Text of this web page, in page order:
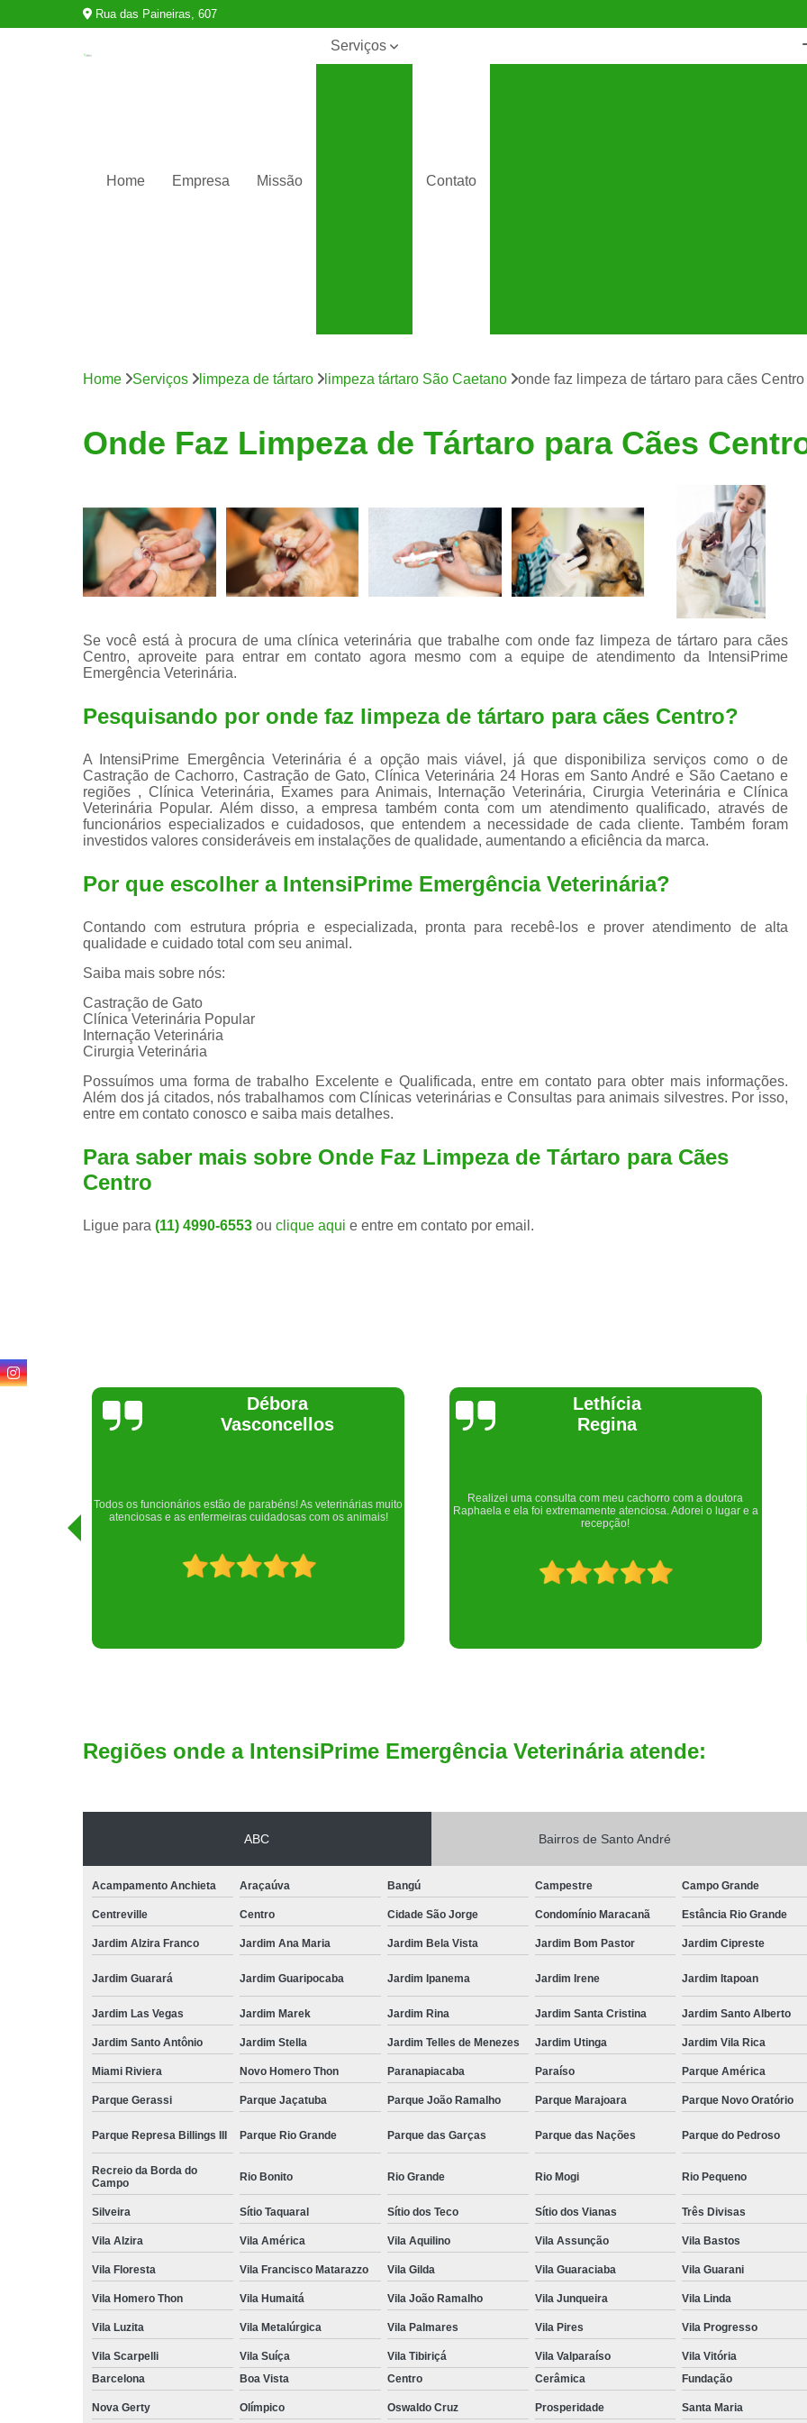
Rua das Paineiras, 607
Home Empresa Missão
Serviços
animais
para
tártaro
Contato
Clínica Veterinária Especializada em Cães
Clínica Veterinária Santo André
Consulta de
Consulta Médica
Consulta Médica Veterinária para
Consulta para
Consulta para Animais Silvestres São
Consulta para Silvestres
Exame de Endoscopia Veterinária
Exame de Laboratório para Animais
Exame de Raio X para Animais
Exame de Ultrassom para
Exame para Animais Santo André
Exame para Cachorro
Internação para Cães e
Limpeza de Tártaro para Gatos
Home Serviços limpeza de tártaro limpeza tártaro São Caetano onde faz limpeza de tártaro para cães Centro
Onde Faz Limpeza de Tártaro para Cães
Se você está à procura de uma clínica veterinária que trabalhe com onde faz limpeza de tártaro para cães
Centro, aproveite para entrar em contato agora mesmo com a equipe de atendimento da IntensiPrime
Emergência Veterinária.
Pesquisando por onde faz limpeza de tártaro para cães Centro?
A IntensiPrime Emergência Veterinária é a opção mais viável, já que disponibiliza serviços como o de
Castração de Cachorro, Castração de Gato, Clínica Veterinária 24 Horas em Santo André e São Caetano e
regiões , Clínica Veterinária, Exames para Animais, Internação Veterinária, Cirurgia Veterinária e Clínica
Veterinária Popular. Além disso, a empresa também conta com um atendimento qualificado, através de
funcionários especializados e cuidadosos, que entendem a necessidade de cada cliente. Também foram
investidos valores consideráveis em instalações de qualidade, aumentando a eficiência da marca.
Por que escolher a IntensiPrime Emergência Veterinária?
Contando com estrutura própria e especializada, pronta para recebê-los e prover atendimento de alta
qualidade e cuidado total com seu animal.
Saiba mais sobre nós:
Castração de Gato
Clínica Veterinária Popular
Internação Veterinária
Cirurgia Veterinária
Possuímos uma forma de trabalho Excelente e Qualificada, entre em contato para obter mais informações.
Além dos já citados, nós trabalhamos com Clínicas veterinárias e Consultas para animais silvestres. Por isso,
entre em contato conosco e saiba mais detalhes.
Para saber mais sobre Onde Faz Limpeza de Tártaro para Cães
Centro
Ligue para (11) 4990-6553 ou clique aqui e entre em contato por email.
Lethícia
Regina
Realizei uma consulta com meu cachorro com a doutora
Raphaela e ela foi extremamente atenciosa. Adorei o lugar e a
recepção!
Joelma Lilian
Um lugar maravilhoso. Sempre serei grata pelo que fizeram por
nós!
Regiões onde a IntensiPrime Emergência Veterinária atende:
ABC Bairros de Santo André
Acampamento Anchieta Araçaúva Bangú Campestre Campo Grande
Centreville Centro Cidade São Jorge Condomínio Maracanã Estância Rio Grande
Jardim Alzira Franco Jardim Ana Maria Jardim Bela Vista Jardim Bom Pastor Jardim Cipreste
Jardim Guarará Jardim Guaripocaba Jardim Ipanema Jardim Irene Jardim Itapoan
Jardim Las Vegas Jardim Marek Jardim Rina Jardim Santa Cristina Jardim Santo Alberto
Jardim Santo Antônio Jardim Stella Jardim Telles de Menezes Jardim Utinga Jardim Vila Rica
Miami Riviera Novo Homero Thon Paranapiacaba Paraíso Parque América
Parque Gerassi Parque Jaçatuba Parque João Ramalho Parque Marajoara Parque Novo Oratório
Parque Represa Billings III Parque Rio Grande Parque das Garças Parque das Nações Parque do Pedroso
Recreio da Borda do
Campo
Rio Bonito Rio Grande Rio Mogi Rio Pequeno
Silveira Sítio Taquaral Sítio dos Teco Sítio dos Vianas Três Divisas
Vila Alzira Vila América Vila Aquilino Vila Assunção Vila Bastos
Vila Floresta Vila Francisco Matarazzo Vila Gilda Vila Guaraciaba Vila Guarani
Vila Homero Thon Vila Humaitá Vila João Ramalho Vila Junqueira Vila Linda
Vila Luzita Vila Metalúrgica Vila Palmares Vila Pires Vila Progresso
Vila Scarpelli Vila Suíça Vila Tibiriçá Vila Valparaíso Vila Vitória
Barcelona
Boa Vista Centro Cerâmica Fundação
Nova Gerty Olímpico Oswaldo Cruz Prosperidade Santa Maria